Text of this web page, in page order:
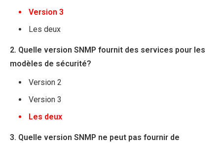
Version 3
Les deux
2. Quelle version SNMP fournit des services pour les
modèles de sécurité?
Version 2
Version 3
Les deux
3. Quelle version SNMP ne peut pas fournir de